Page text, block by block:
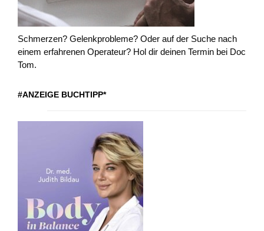
Schmerzen? Gelenkprobleme? Oder auf der Suche nach
einem erfahrenen Operateur? Hol dir deinen Termin bei Doc
Tom.
#ANZEIGE BUCHTIPP*